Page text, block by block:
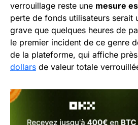
verrouillage reste une mesure
perte de fonds utilisateurs serait
grave que quelques heures de
le premier incident de ce genre
de la plateforme, qui affiche
dollars de valeur totale